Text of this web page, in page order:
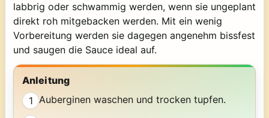
labbrig oder schwammig werden, wenn sie ungeplant
direkt roh mitgebacken werden. Mit ein wenig
Vorbereitung werden sie dagegen angenehm bissfest
und saugen die Sauce ideal auf.
Anleitung
1 Auberginen waschen und trocken tupfen.